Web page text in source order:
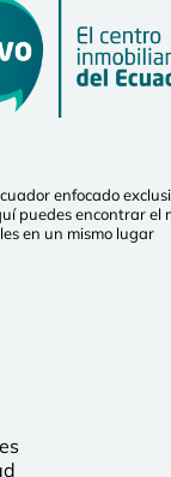
enfocado
puedes encontrar el
en un mismo lugar